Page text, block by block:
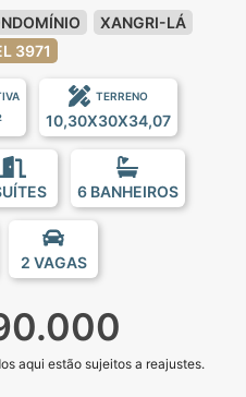
XANGRI-LÁ
3971
TERRENO
10,30X30X34,07
6 BANHEIROS
2 VAGAS
aqui estão sujeitos a reajustes.